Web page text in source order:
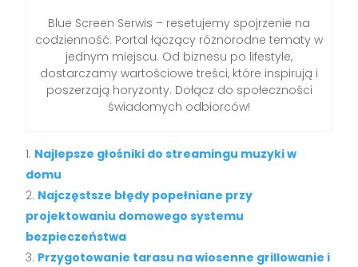
Blue Screen Serwis – resetujemy spojrzenie na
codzienność. Portal łączący różnorodne tematy w
jednym miejscu. Od biznesu po lifestyle,
dostarczamy wartościowe treści, które inspirują i
poszerzają horyzonty. Dołącz do społeczności
świadomych odbiorców!
Najlepsze głośniki do streamingu muzyki w
domu
Najczęstsze błędy popełniane przy
projektowaniu domowego systemu
bezpieczeństwa
Przygotowanie tarasu na wiosenne grillowanie i